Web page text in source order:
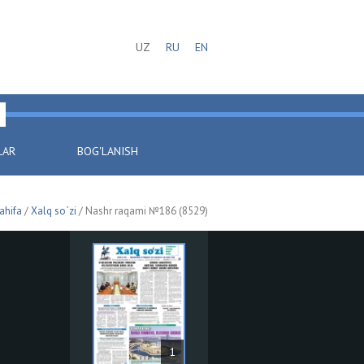
UZ RU EN
BOG'LANISH
/Xalq so`zi / Nashr raqami №186 (8529)
1